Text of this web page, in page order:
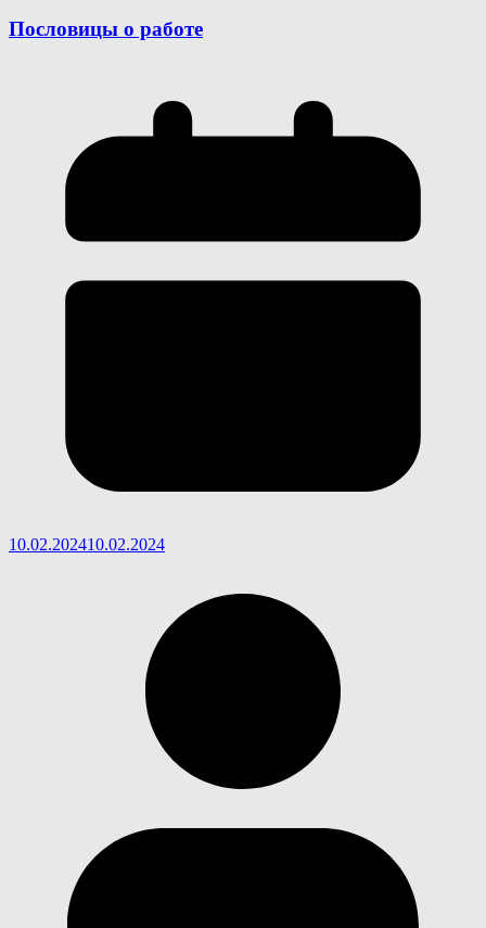
Пословицы о работе
10.02.202410.02.2024